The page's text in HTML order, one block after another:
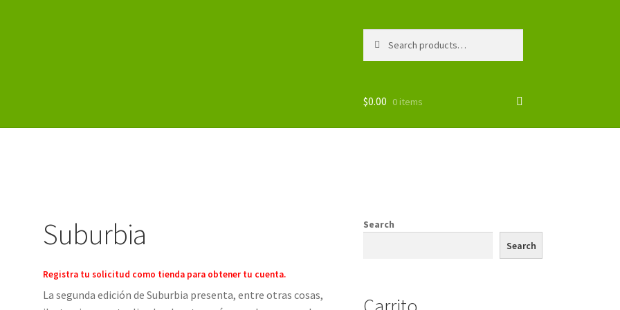
for:
$0.00 0 items
Suburbia
Registra tu solicitud como tienda para obtener tu cuenta.
La segunda edición de Suburbia presenta, entre otras cosas,
Search
Search